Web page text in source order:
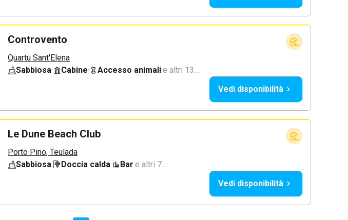
Controvento
Quartu Sant'Elena
Sabbiosa· Cabine· Accesso animali·e altri 13…
Vedi disponibilità
Le Dune Beach Club
Porto Pino, Teulada
Sabbiosa· Doccia calda· Bar·e altri 7…
Vedi disponibilità